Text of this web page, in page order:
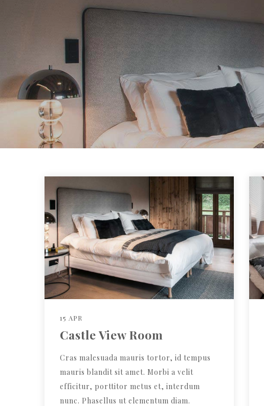
15 APR
Castle View Room
Cras malesuada mauris tortor, id tempus
mauris blandit sit amet. Morbi a velit
efficitur, porttitor metus et, interdum
nunc. Phasellus ut elementum diam.